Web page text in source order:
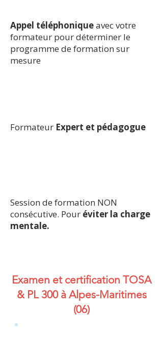
Appel téléphoniqueavec votre
formateur pour déterminer le
programme de formation sur
mesure
Formateur Expert et pédagogue
Session de formation NON
consécutive. Pour éviter la charge
mentale.
Examen et certification TOSA
& PL 300 à Alpes-Maritimes
(06)